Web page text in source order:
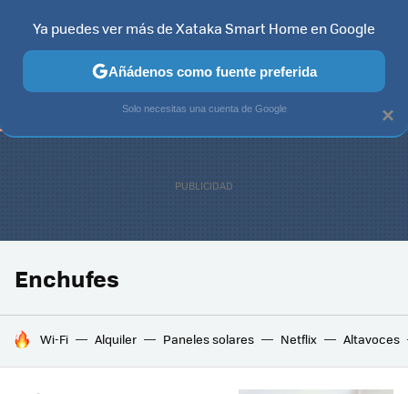
TELEVISORES CONTENIDOS SMART TV SELECCIÓN
Enchufes
HOY SE HABLA DE
Wi-Fi Alquiler Paneles solares Netflix Altavoces
×
Ya puedes ver más de Xataka Smart Home en Google
Añádenos como fuente preferida
Solo necesitas una cuenta de Google